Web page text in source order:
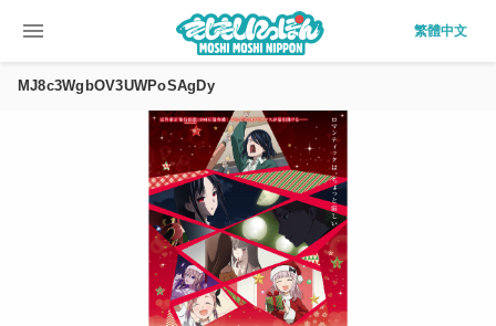
menu 繁體中文
MJ8c3WgbOV3UWPoSAgDy